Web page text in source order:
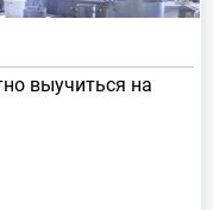
выучиться на